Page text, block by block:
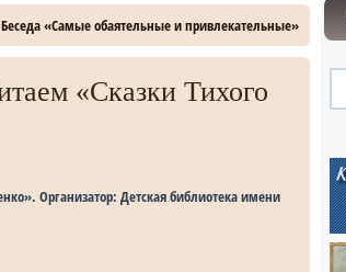
«Самые обаятельные и привлекательные»
«Сказки Тихого
Организатор: Детская библиотека имени